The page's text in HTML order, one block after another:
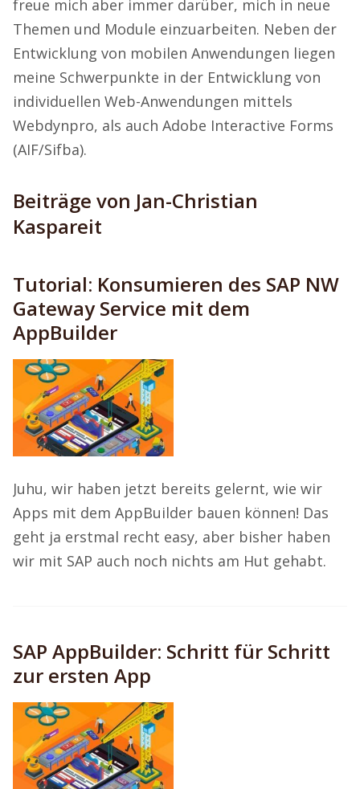
freue mich aber immer darüber, mich in neue
Themen und Module einzuarbeiten. Neben der
Entwicklung von mobilen Anwendungen liegen
meine Schwerpunkte in der Entwicklung von
individuellen Web-Anwendungen mittels
Webdynpro, als auch Adobe Interactive Forms
(AIF/Sifba).
Beiträge von Jan-Christian
Kaspareit
Tutorial: Konsumieren des SAP NW
Gateway Service mit dem
AppBuilder
Juhu, wir haben jetzt bereits gelernt, wie wir
Apps mit dem AppBuilder bauen können! Das
geht ja erstmal recht easy, aber bisher haben
wir mit SAP auch noch nichts am Hut gehabt.
SAP AppBuilder: Schritt für Schritt
zur ersten App